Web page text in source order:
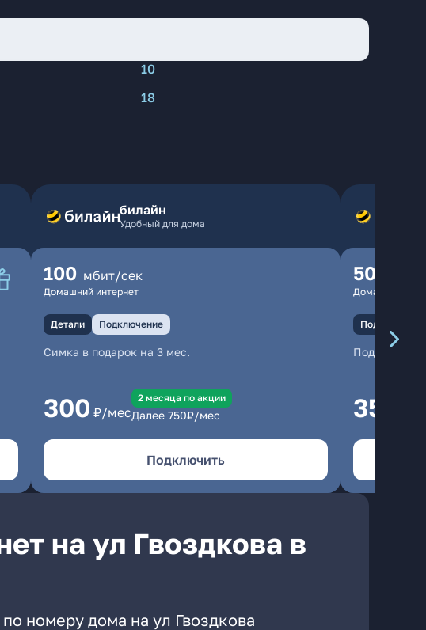
10
18
билайн
Удобный для дома
100 мбит/сек
Домашний интернет
Детали Подключение
Симка в подарок на 3 мес.
300 ₽/мес
2 месяцa по акции
Далее 750₽/мес
Подключить
500
Домашний
Подключение
350
на ул Гвоздкова в
номеру дома на ул Гвоздкова